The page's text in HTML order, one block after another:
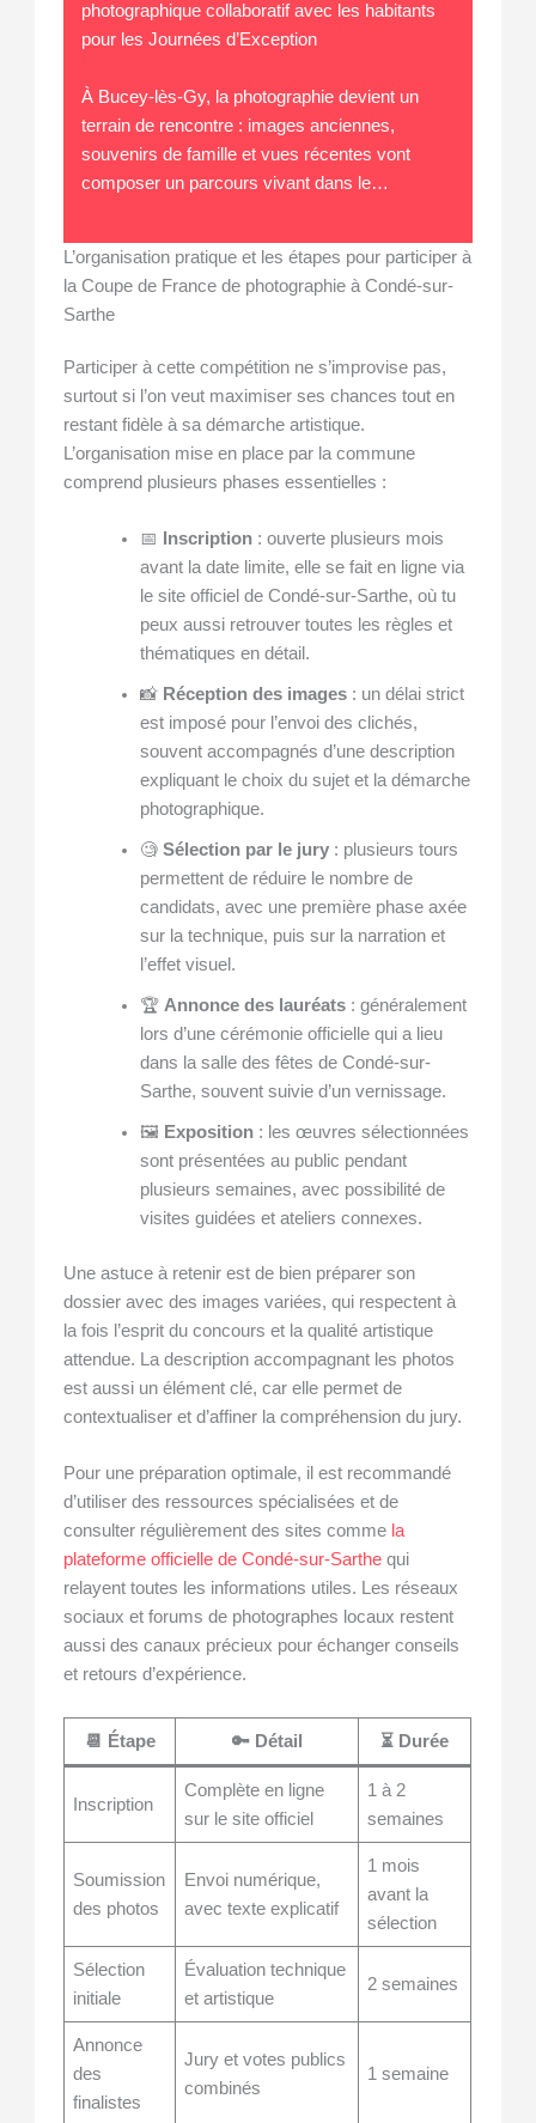
photographique collaboratif avec les habitants
pour les Journées d’Exception
À Bucey-lès-Gy, la photographie devient un
terrain de rencontre : images anciennes,
souvenirs de famille et vues récentes vont
composer un parcours vivant dans le…
L’organisation pratique et les étapes pour participer à
la Coupe de France de photographie à Condé-sur-
Sarthe
Participer à cette compétition ne s’improvise pas,
surtout si l’on veut maximiser ses chances tout en
restant fidèle à sa démarche artistique.
L’organisation mise en place par la commune
comprend plusieurs phases essentielles :
📅 Inscription: ouverte plusieurs mois
avant la date limite, elle se fait en ligne via
le site officiel de Condé-sur-Sarthe, où tu
peux aussi retrouver toutes les règles et
thématiques en détail.
📸 Réception des images: un délai strict
est imposé pour l’envoi des clichés,
souvent accompagnés d’une description
expliquant le choix du sujet et la démarche
photographique.
🧐 Sélection par le jury: plusieurs tours
permettent de réduire le nombre de
candidats, avec une première phase axée
sur la technique, puis sur la narration et
l’effet visuel.
🏆 Annonce des lauréats: généralement
lors d’une cérémonie officielle qui a lieu
dans la salle des fêtes de Condé-sur-
Sarthe, souvent suivie d’un vernissage.
🖼️ Exposition: les œuvres sélectionnées
sont présentées au public pendant
plusieurs semaines, avec possibilité de
visites guidées et ateliers connexes.
Une astuce à retenir est de bien préparer son
dossier avec des images variées, qui respectent à
la fois l’esprit du concours et la qualité artistique
attendue. La description accompagnant les photos
est aussi un élément clé, car elle permet de
contextualiser et d’affiner la compréhension du jury.
Pour une préparation optimale, il est recommandé
d’utiliser des ressources spécialisées et de
consulter régulièrement des sites comme la
plateforme officielle de Condé-sur-Sarthe qui
relayent toutes les informations utiles. Les réseaux
sociaux et forums de photographes locaux restent
aussi des canaux précieux pour échanger conseils
et retours d’expérience.
📆 Étape 🔑 Détail ⏳ Durée
Inscription
Complète en ligne
sur le site officiel
1 à 2
semaines
Soumission
des photos
Envoi numérique,
avec texte explicatif
1 mois
avant la
sélection
Sélection
initiale
Évaluation technique
et artistique
2 semaines
Annonce
des
finalistes
Jury et votes publics
combinés
1 semaine